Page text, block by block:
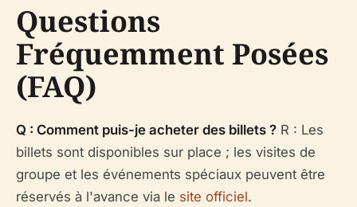
Questions
Fréquemment Posées
(FAQ)
Q : Comment puis-je acheter des billets ? R : Les
billets sont disponibles sur place ; les visites de
groupe et les événements spéciaux peuvent être
réservés à l'avance via le site officiel.